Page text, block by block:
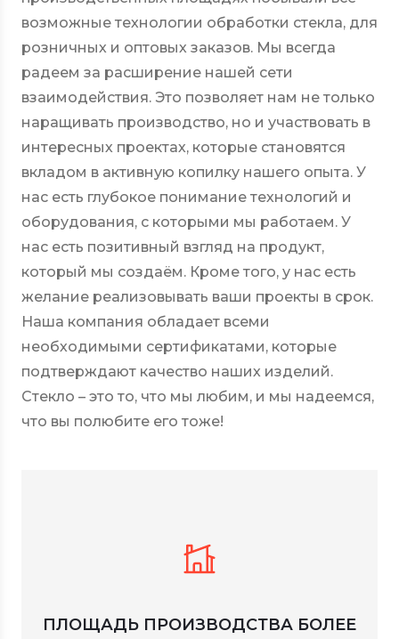
возможные технологии обработки стекла, для
розничных и оптовых заказов. Мы всегда
радеем за расширение нашей сети
взаимодействия. Это позволяет нам не только
наращивать производство, но и участвовать в
интересных проектах, которые становятся
вкладом в активную копилку нашего опыта. У
нас есть глубокое понимание технологий и
оборудования, с которыми мы работаем. У
нас есть позитивный взгляд на продукт,
который мы создаём. Кроме того, у нас есть
желание реализовывать ваши проекты в срок.
Наша компания обладает всеми
необходимыми сертификатами, которые
подтверждают качество наших изделий.
Стекло – это то, что мы любим, и мы надеемся,
что вы полюбите его тоже!
ПЛОЩАДЬ ПРОИЗВОДСТВА БОЛЕЕ